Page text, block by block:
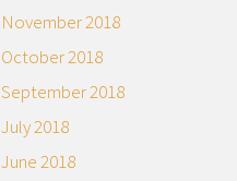
November 2018
October 2018
September 2018
July 2018
June 2018